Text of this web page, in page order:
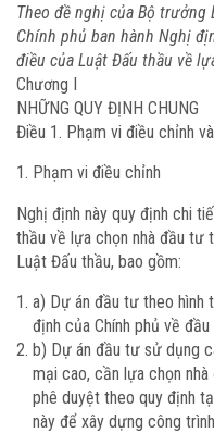
Theo đề nghị của Bộ trưởng
Chính phủ ban hành Nghị
điều của Luật Đấu thầu về
Chương I
NHỮNG QUY ĐỊNH CHUNG
Điều 1. Phạm vi điều chỉnh
Phạm vi điều chỉnh
Nghị định này quy định chi
thầu về lựa chọn nhà đầu tư
Luật Đấu thầu, bao gồm:
a) Dự án đầu tư theo
định của Chính phủ về
b) Dự án đầu tư sử dụng
mại cao, cần lựa chọn
phê duyệt theo quy định
này để xây dựng công